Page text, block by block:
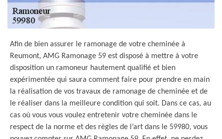
Afin de bien assurer le ramonage de votre cheminée à
Reumont, AMG Ramonage 59 est disposé à mettre à votre
disposition un ramoneur hautement qualifié et bien
expérimentée qui saura comment faire pour prendre en main
la réalisation de vos travaux de ramonage de cheminée et de
le réaliser dans la meilleure condition qui soit. Dans ce cas, au
cas où vous vous voulez entretenir votre cheminée dans le
respect de la norme et des règles de l’art dans le 59980, vous